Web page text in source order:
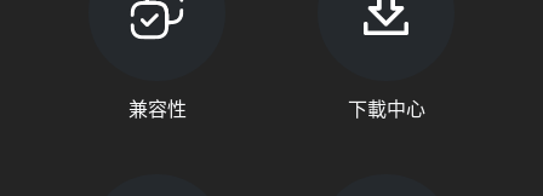
兼容性 下載中心